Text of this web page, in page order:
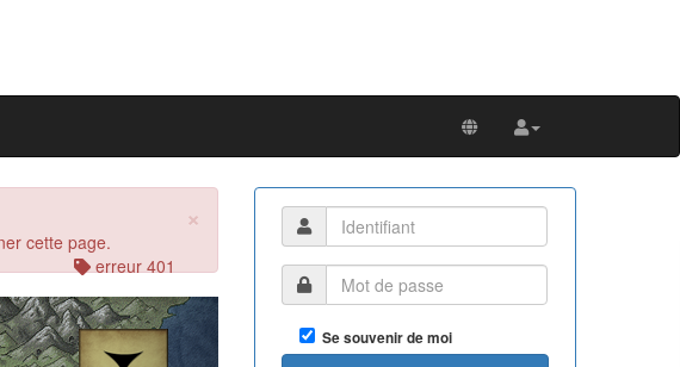
×
cette page.
erreur 401
Next
Se souvenir de moi